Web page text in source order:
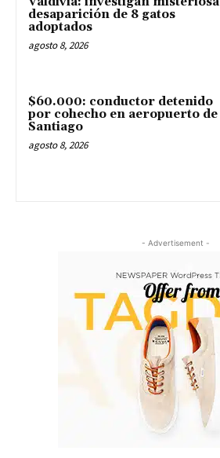
desaparición de 8 gatos
adoptados
agosto 8, 2026
$60.000: conductor detenido
por cohecho en aeropuerto de
Santiago
agosto 8, 2026
- Advertisement -